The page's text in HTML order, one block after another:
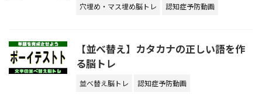
穴埋め・マス埋め脳トレ 認知症予防動画
【並べ替え】カタカナの正しい語を作
る脳トレ
並べ替え脳トレ 認知症予防動画